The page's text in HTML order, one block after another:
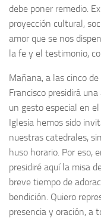
debe poner remedio.
proyección cultural,
amor que se nos
la fe y el testimonio,
Mañana, a las cinco
Francisco presidirá
un gesto especial en
Iglesia hemos sido
nuestras catedrales,
huso horario. Por eso,
presidiré aquí la misa
breve tiempo de
bendición. Quiero
presencia y oración, a